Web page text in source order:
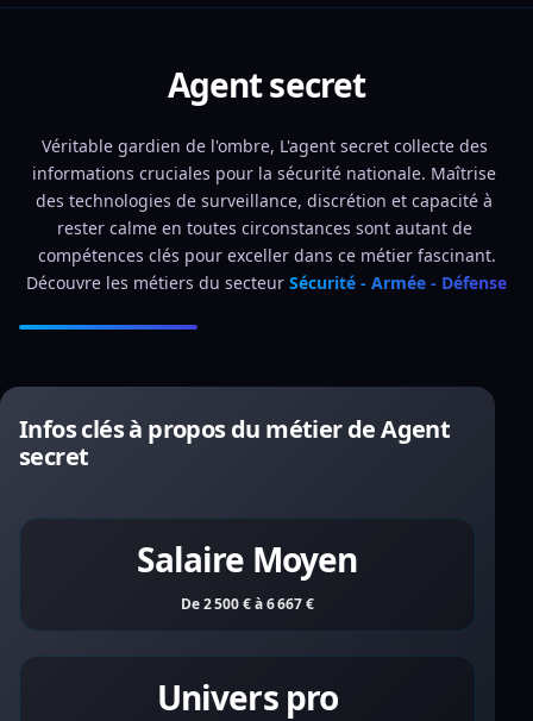
Agent secret
Véritable gardien de l'ombre, L'agent secret collecte des
informations cruciales pour la sécurité nationale. Maîtrise
des technologies de surveillance, discrétion et capacité à
rester calme en toutes circonstances sont autant de
compétences clés pour exceller dans ce métier fascinant.
Découvre les métiers du secteur Sécurité - Armée - Défense
Infos clés à propos du métier de Agent
secret
Salaire Moyen
De 2 500 € à 6 667 €
Univers pro